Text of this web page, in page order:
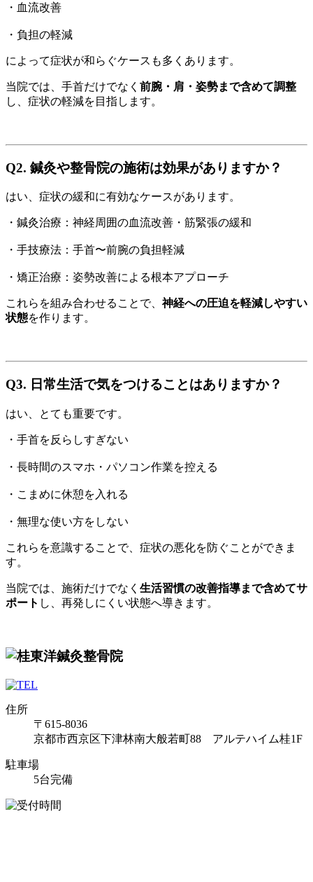
・血流改善
・負担の軽減
によって症状が和らぐケースも多くあります。
当院では、手首だけでなく 前腕・肩・姿勢まで含めて調整
し、症状の軽減を目指します。
Q2. 鍼灸や整骨院の施術は効果がありますか？
はい、症状の緩和に有効なケースがあります。
・鍼灸治療：神経周囲の血流改善・筋緊張の緩和
・手技療法：手首〜前腕の負担軽減
・矯正治療：姿勢改善による根本アプローチ
これらを組み合わせることで、神経への圧迫を軽減しやすい
状態を作ります。
Q3. 日常生活で気をつけることはありますか？
はい、とても重要です。
・手首を反らしすぎない
・長時間のスマホ・パソコン作業を控える
・こまめに休憩を入れる
・無理な使い方をしない
これらを意識することで、症状の悪化を防ぐことができま
す。
当院では、施術だけでなく 生活習慣の改善指導まで含めてサ
ポート し、再発しにくい状態へ導きます。
住所
〒615-8036
京都市西京区下津林南大般若町88 アルテハイム桂1F
駐車場
5台完備